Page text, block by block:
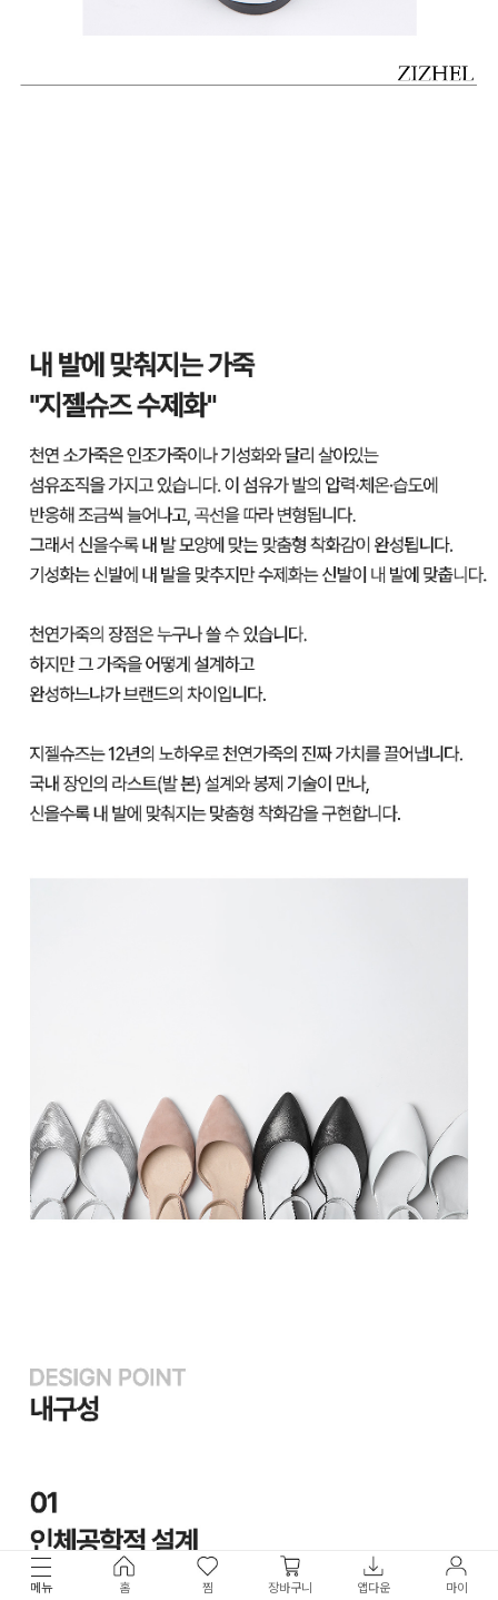
메뉴 홈 찜 장바구니 앱다운 마이